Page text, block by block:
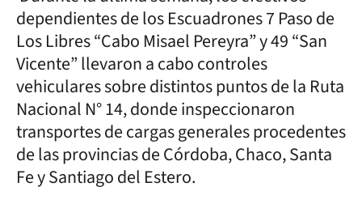
dependientes de los Escuadrones 7 Paso de
Los Libres “Cabo Misael Pereyra” y 49 “San
Vicente” llevaron a cabo controles
vehiculares sobre distintos puntos de la Ruta
Nacional N° 14, donde inspeccionaron
transportes de cargas generales procedentes
de las provincias de Córdoba, Chaco, Santa
Fe y Santiago del Estero.